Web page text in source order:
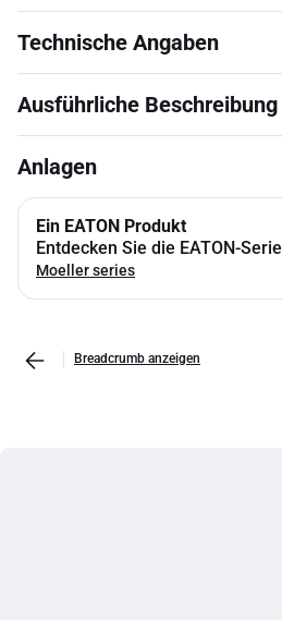
Technische Angaben
Ausführliche Beschreibung
Anlagen
Ein EATON Produkt
Entdecken Sie die EATON-Serie
Moeller series
Breadcrumb anzeigen